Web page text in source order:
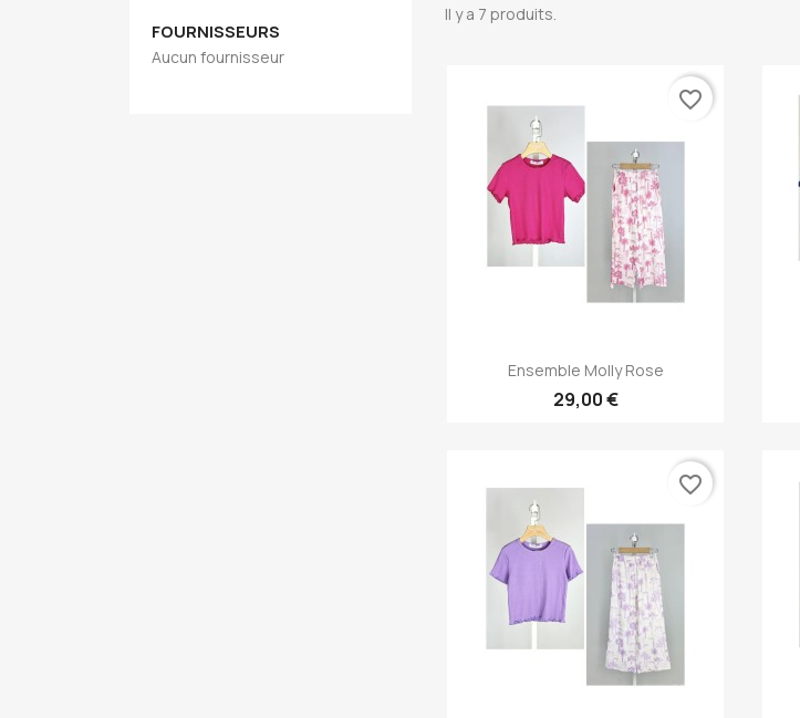
FOURNISSEURS
Aucun fournisseur
Il y a 7 produits.
Aperçu rapide
Ensemble Molly Rose
29,00 €
favorite_border
favorite_border